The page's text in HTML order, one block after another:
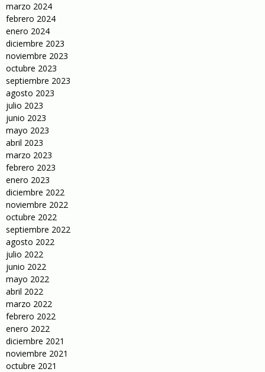
marzo 2024
febrero 2024
enero 2024
diciembre 2023
noviembre 2023
octubre 2023
septiembre 2023
agosto 2023
julio 2023
junio 2023
mayo 2023
abril 2023
marzo 2023
febrero 2023
enero 2023
diciembre 2022
noviembre 2022
octubre 2022
septiembre 2022
agosto 2022
julio 2022
junio 2022
mayo 2022
abril 2022
marzo 2022
febrero 2022
enero 2022
diciembre 2021
noviembre 2021
octubre 2021